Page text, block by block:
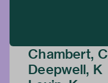
Chambert, C
Deepwell, K